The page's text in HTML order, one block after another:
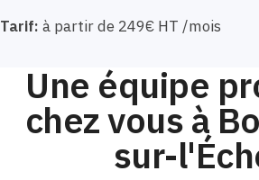
Tarif: à partir de 249€ HT /mois
Une équipe
chez vous à
sur-